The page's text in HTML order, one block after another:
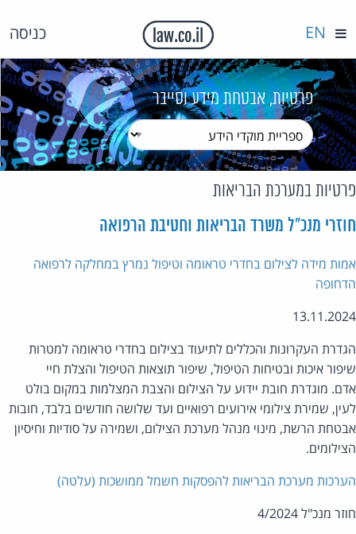
כניסה EN
פרטיות, אבטחת מידע וסייבר
במערכת הבריאות
מנכ"ל משרד הבריאות וחטיבת הרפואה
מידה לצילום בחדרי טראומה וטיפול נמרץ במחלקה לרפואה
העקרונות והכללים לתיעוד בצילום בחדרי טראומה למטרות
איכות ובטיחות הטיפול, שיפור תוצאות הטיפול והצלת חיי
מוגדרת חובת יידוע על הצילום והצבת המצלמות במקום בולט
שמירת צילומי אירועים רפואיים ועד שלושה חודשים בלבד, חובות
הרשת, מינוי מנהל מערכת הצילום, ושמירה על סודיות וחיסיון
מערכת הבריאות להפסקות חשמל ממושכות (עלטה)
מנכ"ל 4/2024